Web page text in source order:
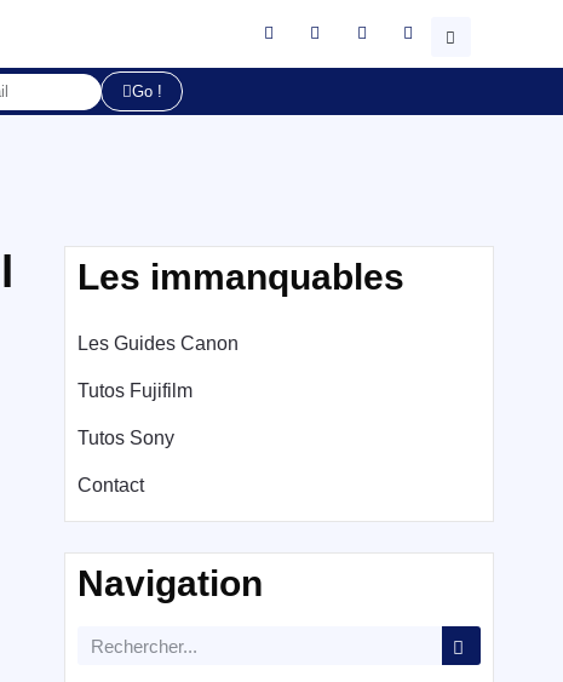
Go !
Les immanquables
Les Guides Canon
Tutos Fujifilm
Tutos Sony
Contact
Navigation